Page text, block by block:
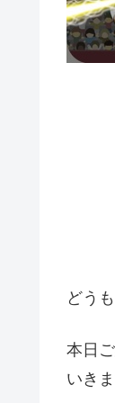
どう
本日
いき